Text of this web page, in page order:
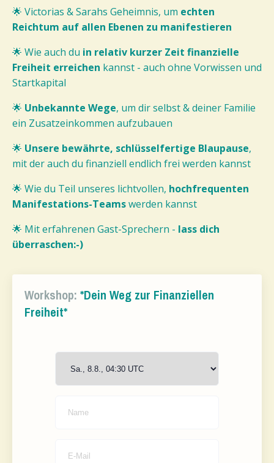
🌟 Victorias & Sarahs Geheimnis, um echten
Reichtum auf allen Ebenen zu manifestieren
🌟 Wie auch du in relativ kurzer Zeit finanzielle
Freiheit erreichen kannst - auch ohne Vorwissen und
Startkapital
🌟 Unbekannte Wege, um dir selbst & deiner Familie
ein Zusatzeinkommen aufzubauen
🌟 Unsere bewährte, schlüsselfertige Blaupause,
mit der auch du finanziell endlich frei werden kannst
🌟 Wie du Teil unseres lichtvollen, hochfrequenten
Manifestations-Teamswerden kannst
🌟 Mit erfahrenen Gast-Sprechern - lass dich
überraschen:-)
Workshop: *Dein Weg zur Finanziellen
Freiheit*